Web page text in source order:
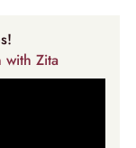
with Zita